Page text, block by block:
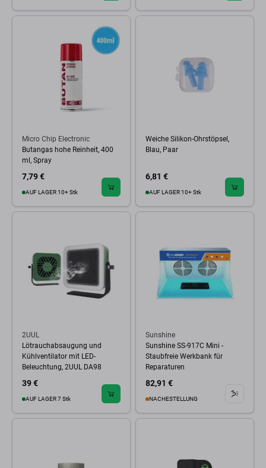
Micro Chip Electronic
Butangas hohe Reinheit, 400
ml, Spray
7,79 €
AUF LAGER 10+ Stk
Weiche Silikon-Ohrstöpsel,
Blau, Paar
6,81 €
AUF LAGER 10+ Stk
2UUL
Lötrauchabsaugung und
Kühlventilator mit LED-
Beleuchtung, 2UUL DA98
39 €
AUF LAGER 7 Stk
Sunshine
Sunshine SS-917C Mini -
Staubfreie Werkbank für
Reparaturen
82,91 €
NACHESTELLUNG